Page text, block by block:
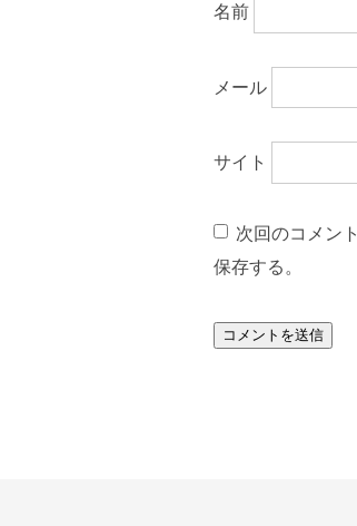
名前
メール
サイト
次回のコメン
保存する。